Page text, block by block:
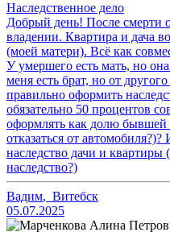
Наследственное дело
Добрый день! После смерти
владении. Квартира и дача
(моей матери). Всё как
У умершего есть мать, но
меня есть брат, но от
правильно оформить
обязательно 50 процентов
оформлять как долю бывшей
отказаться от
наследство дачи и квартиры
наследство?)
Вадим, Витебск
05.07.2025